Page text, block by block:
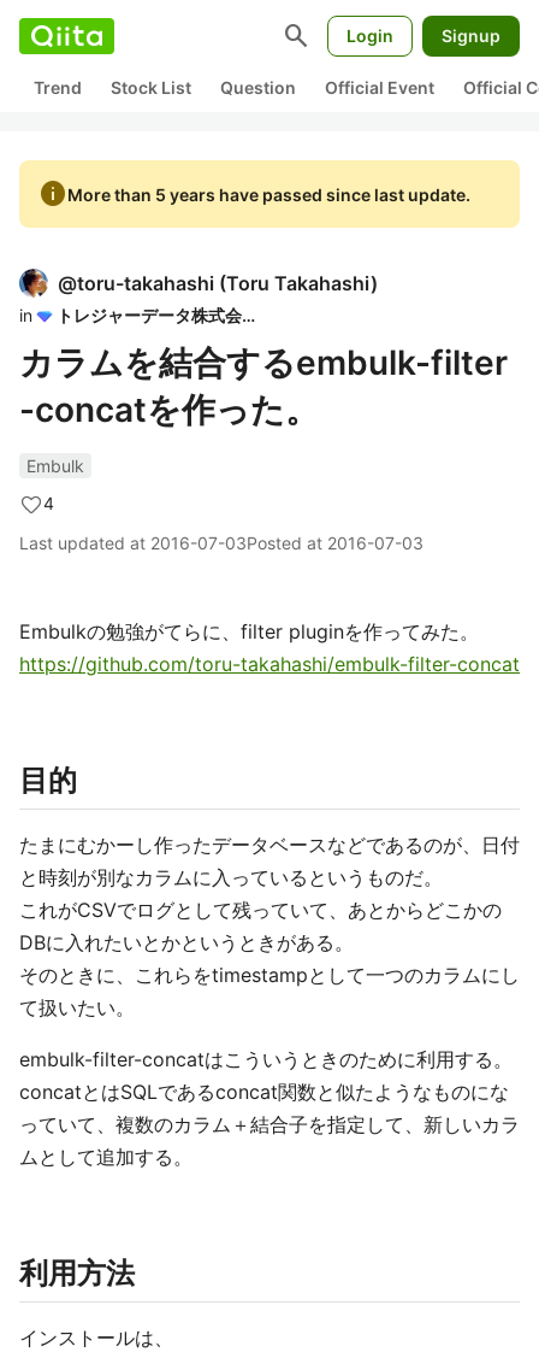
search Login Signup
Trend Stock List Question Official Event Official
infoMore than 5 years have passed since last update.
@toru-takahashi (Toru Takahashi)
in トレジャーデータ株式会社
カラムを結合するembulk-filter
-concatを作った。
Embulk
4
Last updated at 2016-07-03Posted at 2016-07-03
Embulkの勉強がてらに、filter pluginを作ってみた。
https://github.com/toru-takahashi/embulk-filter-concat
目的
たまにむかーし作ったデータベースなどであるのが、日付
と時刻が別なカラムに入っているというものだ。
これがCSVでログとして残っていて、あとからどこかの
DBに入れたいとかというときがある。
そのときに、これらをtimestampとして一つのカラムにし
て扱いたい。
embulk-filter-concatはこういうときのために利用する。
concatとはSQLであるconcat関数と似たようなものにな
っていて、複数のカラム＋結合子を指定して、新しいカラ
ムとして追加する。
利用方法
インストールは、